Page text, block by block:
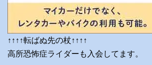
↑↑↑↑転ばぬ先の杖↑↑↑↑
高所恐怖症ライダーも入会してます。